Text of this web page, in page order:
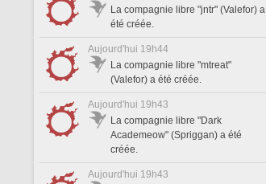
La compagnie libre "jntr" (Valefor) a
été créée.
Aujourd'hui 19h44
La compagnie libre "mtreat"
(Valefor) a été créée.
Aujourd'hui 19h43
La compagnie libre "Dark
Academeow" (Spriggan) a été
créée.
Aujourd'hui 19h43